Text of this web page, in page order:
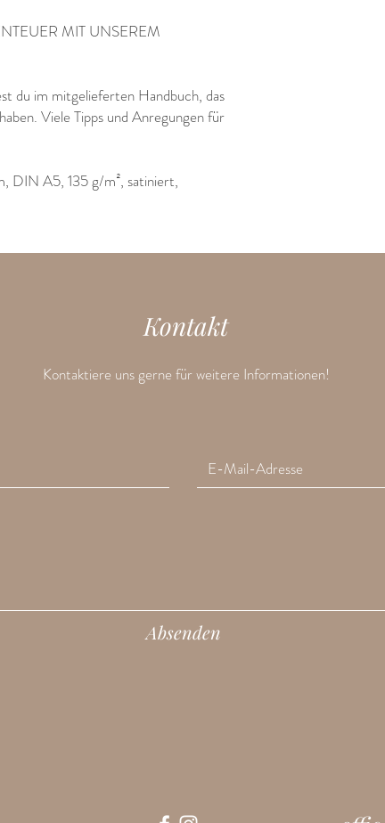
MIT UNSEREM
du im mitgelieferten Handbuch, das
Viele Tipps und Anregungen für
DIN A5, 135 g/m², satiniert,
Kontakt
Kontaktiere uns gerne für weitere Informationen!
Absenden